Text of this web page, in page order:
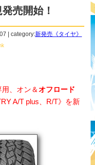
売開始！
| category:新発売《タイヤ》
、オン＆オフロード
A/T plus、R/T》を新